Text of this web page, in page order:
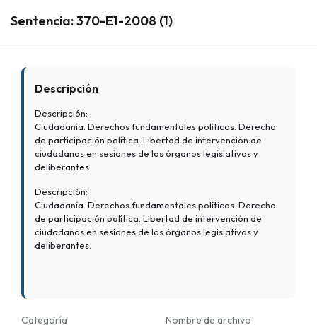
Sentencia: 370-E1-2008 (1)
Descripción
Descripción:
Ciudadanía. Derechos fundamentales políticos. Derecho
de participación política. Libertad de intervención de
ciudadanos en sesiones de los órganos legislativos y
deliberantes.
Descripción:
Ciudadanía. Derechos fundamentales políticos. Derecho
de participación política. Libertad de intervención de
ciudadanos en sesiones de los órganos legislativos y
deliberantes.
Categoría Nombre de archivo